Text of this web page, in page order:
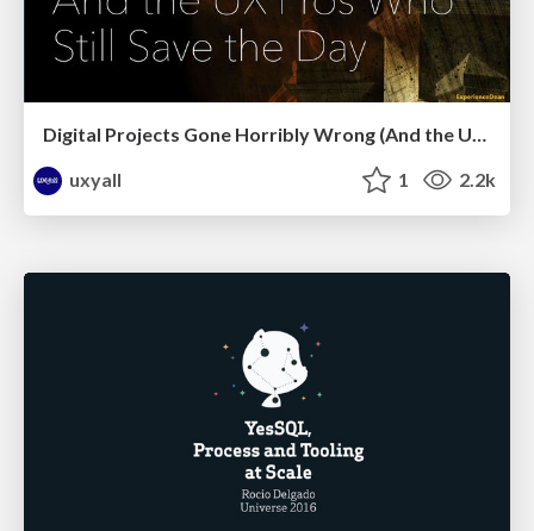
Digital Projects Gone Horribly Wrong (And the UX Pros Who Still Save the Day) - Dean Schuster
uxyall
1 2.2k